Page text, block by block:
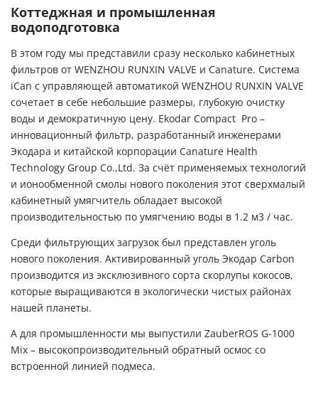
Коттеджная и промышленная
водоподготовка
В этом году мы представили сразу несколько кабинетных
фильтров от WENZHOU RUNXIN VALVE и Canature. Система
iCan с управляющей автоматикой WENZHOU RUNXIN VALVE
сочетает в себе небольшие размеры, глубокую очистку
воды и демократичную цену. Ekodar Compact Pro –
инновационный фильтр, разработанный инженерами
Экодара и китайской корпорации Canature Health
Technology Group Co.,Ltd. За счёт применяемых технологий
и ионообменной смолы нового поколения этот сверхмалый
кабинетный умягчитель обладает высокой
производительностью по умягчению воды в 1.2 м3 / час.
Среди фильтрующих загрузок был представлен уголь
нового поколения. Активированный уголь Экодар Carbon
производится из эксклюзивного сорта скорлупы кокосов,
которые выращиваются в экологически чистых районах
нашей планеты.
А для промышленности мы выпустили ZauberROS G-1000
Mix – высокопроизводительный обратный осмос со
встроенной линией подмеса.